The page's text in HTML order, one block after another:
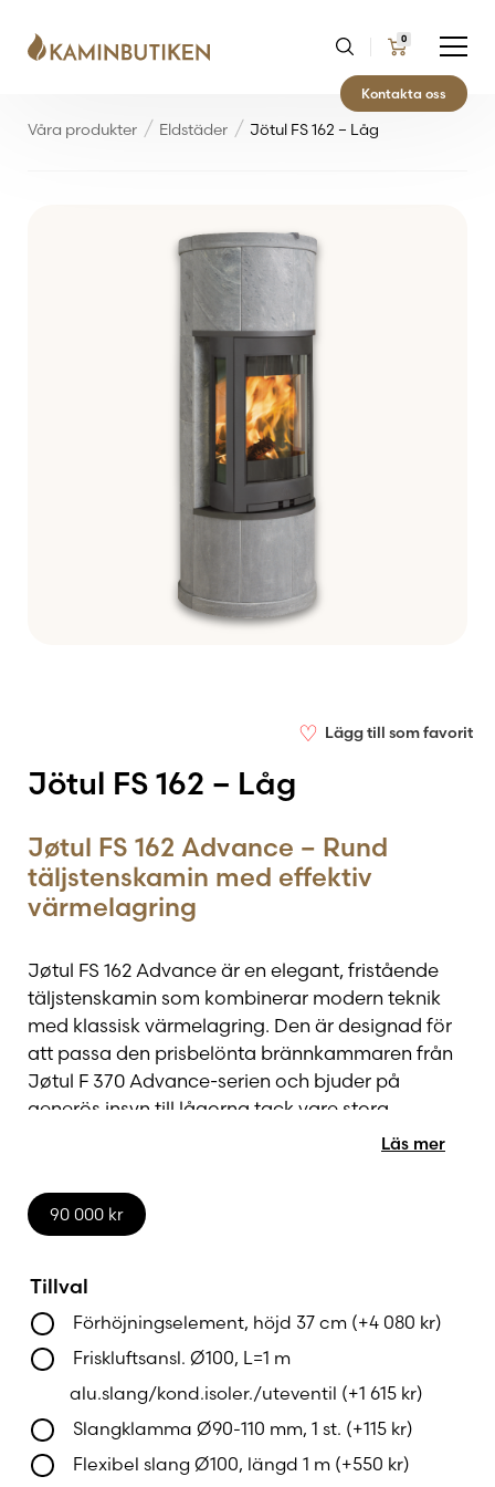
0
Kontakta oss
Våra produkter Eldstäder Jötul FS 162 – Låg
♡ Lägg till som favorit
Jötul FS 162 – Låg
90 000 kr
Jøtul FS 162 Advance – Rund
täljstenskamin med effektiv
värmelagring
Jøtul FS 162 Advance är en elegant, fristående
täljstenskamin som kombinerar modern teknik
med klassisk värmelagring. Den är designad för
att passa den prisbelönta brännkammaren från
Jøtul F 370 Advance-serien och bjuder på
generös insyn till lågorna tack vare stora
sidoglas. Resultatet är en stilren eldstad som
ditt hem.
Jøtul FS 162 Advance ett vackert inslag i både
moderna och traditionella miljöer. Kaminen finns
i två olika höjder – 158 cm och 195 cm – så att du
kan anpassa den efter rummets utformning och
dina önskemål.
Det som gör denna eldstad unik är den
integrerade ventilen i ovandelen. När ventilen är
Läs mer
Tillval
Förhöjningselement, höjd 37 cm (+4 080 kr)
Friskluftsansl. Ø100, L=1 m
alu.slang/kond.isoler./uteventil (+1 615 kr)
Slangklamma Ø90-110 mm, 1 st. (+115 kr)
Flexibel slang Ø100, längd 1 m (+550 kr)